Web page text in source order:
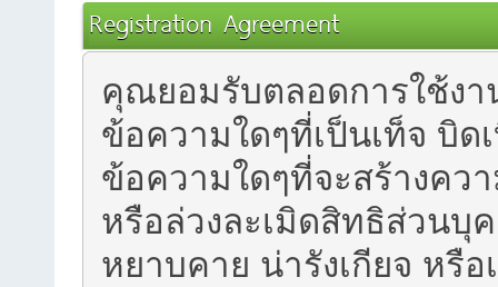
Registration Agreement
คุณยอมรับตลอดการใช้ง
ข้อความใดๆที่เป็นเท็จ บิ
ข้อความใดๆที่จะสร้างค
หรือล่วงละเมิดสิทธิส่วนบุ
หยาบคาย น่ารังเกียจ หรื